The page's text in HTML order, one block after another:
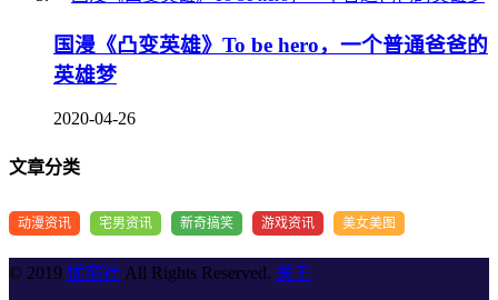
国漫《凸变英雄》To be hero，一个普通爸爸的
英雄梦
2020-04-26
文章分类
动漫资讯 宅男资讯 新奇搞笑 游戏资讯 美女美图
© 2019 优宅社 All Rights Reserved. 关于